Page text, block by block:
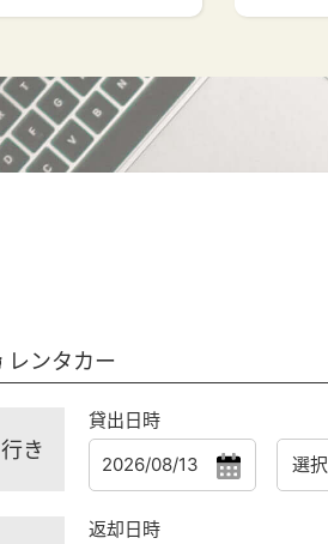
レンタカー
行き
貸出日時
返却日時